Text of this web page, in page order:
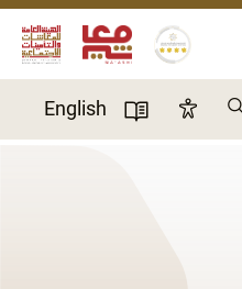
Skip to main content
Accessibility
User
English